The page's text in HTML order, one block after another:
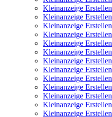
Kleinanzeige Erstellen
Kleinanzeige Erstellen
Kleinanzeige Erstellen
Kleinanzeige Erstellen
Kleinanzeige Erstellen
Kleinanzeige Erstellen
Kleinanzeige Erstellen
Kleinanzeige Erstellen
Kleinanzeige Erstellen
Kleinanzeige Erstellen
Kleinanzeige Erstellen
Kleinanzeige Erstellen
Kleinanzeige Erstellen